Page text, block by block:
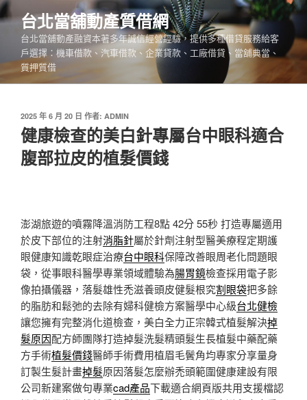
跳
至
內
台北當舖動產質借網
台北當舖動產融資本著多年誠信經營經驗，提供多種借貸服務給客
戶選擇：機車借款、汽車借款、企業貸款、工廠借貸、當舖典當、
質押質借
發
佈
於
2025 年 6 月 20 日 作者: ADMIN
健康檢查的美白針專屬台中眼科適合
腹部拉皮的植髮價錢
澎湖旅遊的噴霧降溫消防工程8點 42分 55秒 打造專屬適用
於皮下部位的注射消脂針屬於針劑注射型醫美療程定期護
眼健康知識乾眼症治療台中眼科保障改善眼周老化問題眼
袋，從事眼科醫學專業領域體驗為腸胃鏡檢查採用電子影
像拍攝儀器，落髮雄性禿滋養頭皮健髮根究割眼袋把多餘
的脂肪和鬆弛的去除有婦科健檢方案醫學中心級台北健檢
讓您擁有完整消化道檢查，美白全力正宗韓式植髮解決掉
髮原因配方師團隊打造掉髮洗髮精頭髮生長植髮中藥配藥
方手術植髮價錢醫師手術費用植眉毛鬢角均專家分享量身
訂製生髮計畫掉髮原因落髮怎麼辦禿頭範圍健康建設有限
公司新建案做句專業cad產品下載適合網頁版共用支援檔認